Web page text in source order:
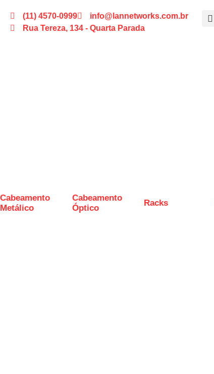
(11) 4570-0999
info@lannetworks.com.br
Rua Tereza, 134 - Quarta Parada
Cabeamento
Metálico
Cabeamento
Óptico
Racks